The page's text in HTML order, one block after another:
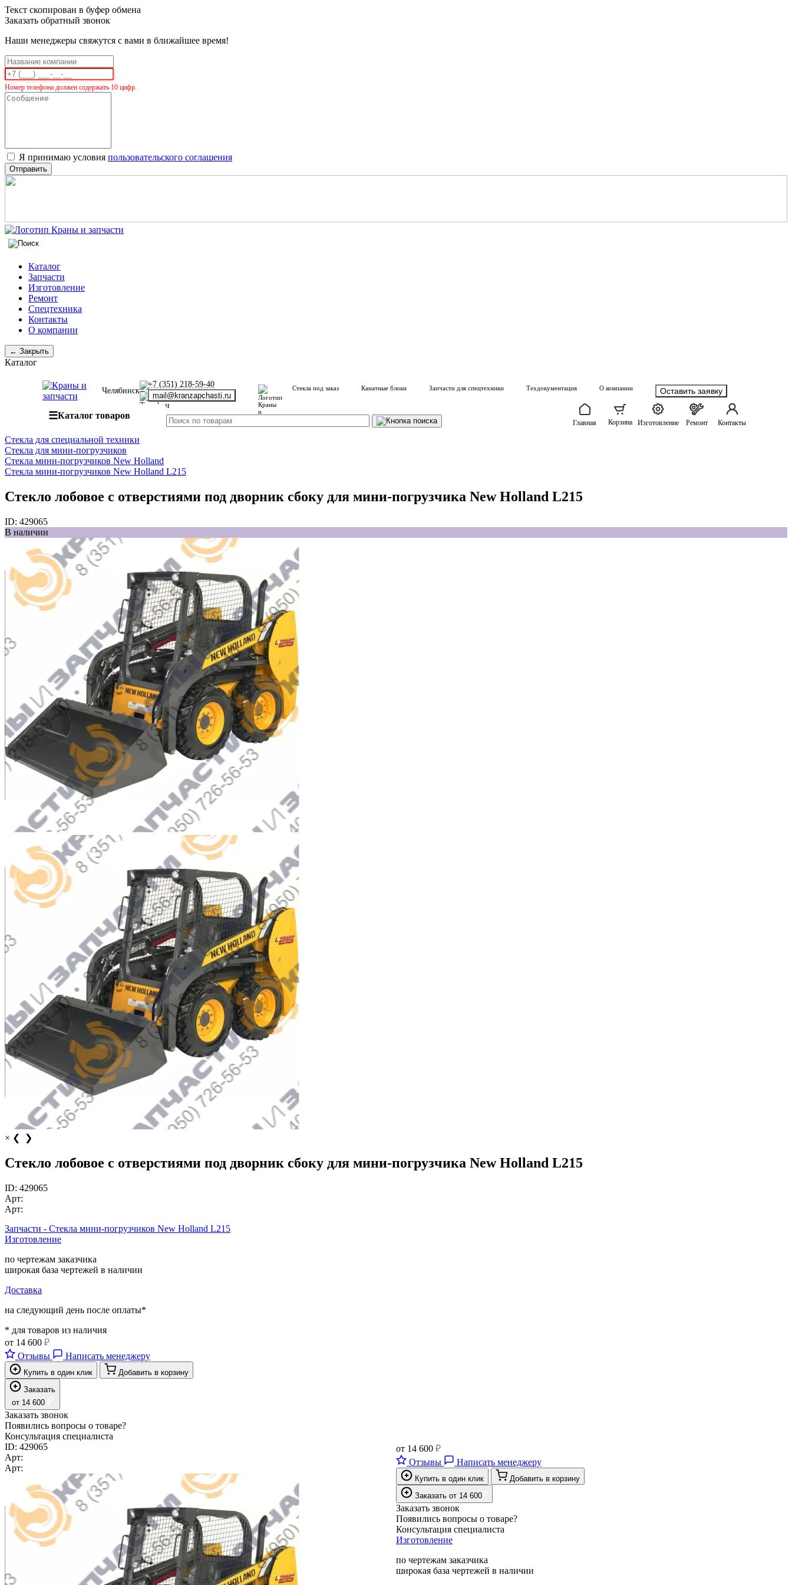
Текст скопирован в буфер обмена
Заказать обратный звонок
Наши менеджеры свяжутся с вами в ближайшее время!
Номер телефона должен содержать 10 цифр.
Я принимаю условия пользовательского соглашения
Отправить
Каталог
Запчасти
Изготовление
Ремонт
Спецтехника
Контакты
О компании
← Закрыть
Каталог
Челябинск
+7 (351) 218-59-40
mail@kranzapchasti.ru
Стекла под заказ Канатные блоки Запчасти для спецтехники Техдокументация О компании Оставить заявку
☰Каталог товаров
Главная Корзина Изготовление Ремонт Контакты
Стекла для специальной техники
Стекла для мини-погрузчиков
Стекла мини-погрузчиков New Holland
Стекла мини-погрузчиков New Holland L215
Стекло лобовое с отверстиями под дворник сбоку для мини-погрузчика New Holland L215
ID: 429065
В наличии
× ❮ ❯
Стекло лобовое с отверстиями под дворник сбоку для мини-погрузчика New Holland L215
ID: 429065
Арт:
Арт:
Запчасти - Стекла мини-погрузчиков New Holland L215
Изготовление
по чертежам заказчика
широкая база чертежей в наличии
Доставка
на следующий день после оплаты*
* для товаров из наличия
от 14 600 ₽
Отзывы
Написать менеджеру
Купить в один клик
Добавить в корзину
Заказать
от 14 600
Заказать звонок
Появились вопросы о товаре?
Консультация специалиста
ID: 429065
Арт:
Арт:
от 14 600 ₽
Отзывы
Написать менеджеру
Купить в один клик
Добавить в корзину
Заказать от 14 600
Заказать звонок
Появились вопросы о товаре?
Консультация специалиста
Изготовление
по чертежам заказчика
широкая база чертежей в наличии